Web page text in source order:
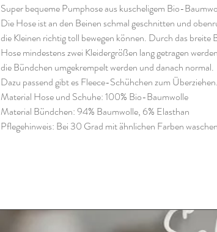
Super bequeme Pumphose aus kuscheligem Bio-
Die Hose ist an den Beinen schmal geschnitten und
die Kleinen richtig toll bewegen können. Durch das breite
Hose mindestens zwei Kleidergrößen lang getragen
die Bündchen umgekrempelt werden und danach normal.
Dazu passend gibt es Fleece-Schühchen zum Überziehen.
Material Hose und Schuhe: 100% Bio-Baumwolle
Material Bündchen: 94% Baumwolle, 6% Elasthan
Pflegehinweis: Bei 30 Grad mit ähnlichen Farben